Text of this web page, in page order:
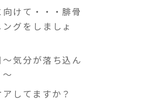
けて・・・腓骨
グをしましょ
気分が落ち込ん
してますか？